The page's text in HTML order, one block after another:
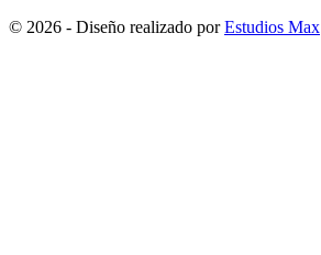
© 2026 - Diseño realizado porEstudios Max